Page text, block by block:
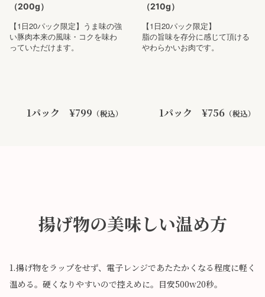
（200g）
【1日20パック限定】うま味の強
い豚肉本来の風味・コクを味わ
っていただけます。
1パック ¥799 （税込）
（210g）
【1日20パック限定】
脂の旨味を存分に感じて頂ける
やわらかいお肉です。
1パック ¥756 （税込）
揚げ物の美味しい温め方
1.揚げ物をラップをせず、電子レンジであたたかくなる程度に軽く
温める。硬くなりやすいので控えめに。目安500w20秒。